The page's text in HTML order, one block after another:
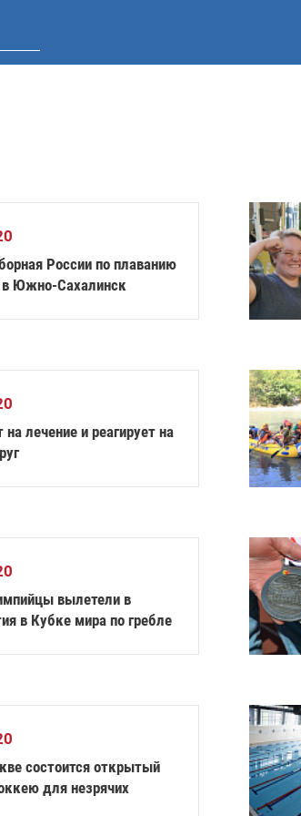
России по плаванию
Южно-Сахалинск
лечение и реагирует на
вылетели в
в Кубке мира по гребле
состоится открытый
для незрячих